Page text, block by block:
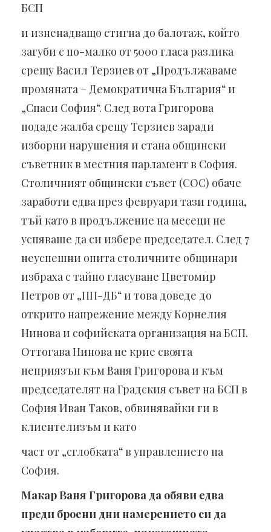
БСП
и изненадващо стигна до балотаж, който
загуби с по-малко от 5000 гласа разлика
срещу Васил Терзиев от „Продължаваме
промяната – Демократична България“ и
„Спаси София“. След вота Григорова
подаде жалба срещу Терзиев заради
изборни нарушения и стана общински
съветник в местния парламент в София.
Столичният общински съвет (СОС) обаче
заработи едва през февруари тази година,
тъй като в продължение на месеци не
успяваше да си избере председател. След 7
неуспешни опита столичните общинари
избраха с тайно гласуване Цветомир
Петров от „ПП-ДБ“ и това доведе до
открито напрежение между Корнелия
Нинова и софийската организация на БСП.
Оттогава Нинова не крие своята
неприязън към Ваня Григорова и към
председателят на Градския съвет на БСП в
София Иван Таков, обвинявайки ги в
клиентелизъм и като
част от „сглобката“ в управлението на
София.
Макар Ваня Григорова да обяви едва
преди броени дни намерението си да